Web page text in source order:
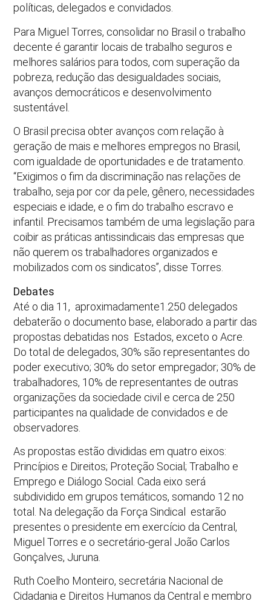
políticas, delegados e convidados.
Para Miguel Torres, consolidar no Brasil o trabalho
decente é garantir locais de trabalho seguros e
melhores salários para todos, com superação da
pobreza, redução das desigualdades sociais,
avanços democráticos e desenvolvimento
sustentável.
O Brasil precisa obter avanços com relação à
geração de mais e melhores empregos no Brasil,
com igualdade de oportunidades e de tratamento.
“Exigimos o fim da discriminação nas relações de
trabalho, seja por cor da pele, gênero, necessidades
especiais e idade, e o fim do trabalho escravo e
infantil. Precisamos também de uma legislação para
coibir as práticas antissindicais das empresas que
não querem os trabalhadores organizados e
mobilizados com os sindicatos”, disse Torres.
Debates
Até o dia 11, aproximadamente1.250 delegados
debaterão o documento base, elaborado a partir das
propostas debatidas nos Estados, exceto o Acre.
Do total de delegados, 30% são representantes do
poder executivo; 30% do setor empregador; 30% de
trabalhadores, 10% de representantes de outras
organizações da sociedade civil e cerca de 250
participantes na qualidade de convidados e de
observadores.
As propostas estão divididas em quatro eixos:
Princípios e Direitos; Proteção Social; Trabalho e
Emprego e Diálogo Social. Cada eixo será
subdividido em grupos temáticos, somando 12 no
total. Na delegação da Força Sindical estarão
presentes o presidente em exercício da Central,
Miguel Torres e o secretário-geral João Carlos
Gonçalves, Juruna.
Ruth Coelho Monteiro, secretária Nacional de
Cidadania e Direitos Humanos da Central e membro